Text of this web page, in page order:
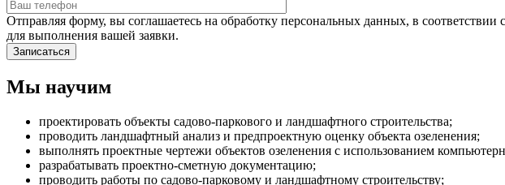
Отправляя форму, вы соглашаетесь на обработку персональных данных, в
для выполнения вашей заявки.
Мы научим
проектировать объекты садово-паркового и ландшафтного строительства;
проводить ландшафтный анализ и предпроектную оценку объекта озеленения;
выполнять проектные чертежи объектов озеленения с использованием
разрабатывать проектно-сметную документацию;
проводить работы по садово-парковому и ландшафтному строительству;